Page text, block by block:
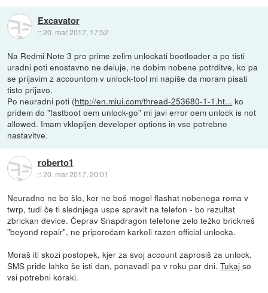
Excavator
::20. mar 2017, 17:52
Na Redmi Note 3 pro prime zelim unlockati bootloader a po tisti
uradni poti enostavno ne deluje, ne dobim nobene potrditve, ko pa
se prijavim z accountom v unlock-tool mi napiše da moram pisati
tisto prijavo.
Po neuradni poti (http://en.miui.com/thread-253680-1-1.ht... ko
pridem do "fastboot oem unlock-go" mi javi error oem unlock is not
allowed. Imam vklopljen developer options in vse potrebne
nastavitve.
roberto1
::20. mar 2017, 20:01
Neuradno ne bo šlo, ker ne boš mogel flashat nobenega roma v
twrp, tudi če ti slednjega uspe spravit na telefon - bo rezultat
zbrickan device. Čeprav Snapdragon telefone zelo težko brickneš
"beyond repair", ne priporočam karkoli razen official unlocka.
Moraš iti skozi postopek, kjer za svoj account zaprosiš za unlock.
SMS pride lahko še isti dan, ponavadi pa v roku par dni.Tukajso
vsi potrebni koraki.